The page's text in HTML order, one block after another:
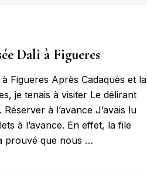
Dali à Figueres
Figueres Après Cadaquès et la
je tenais à visiter Le délirant
à l’avance J’avais lu
à l’avance. En effet, la file
prouvé que nous …